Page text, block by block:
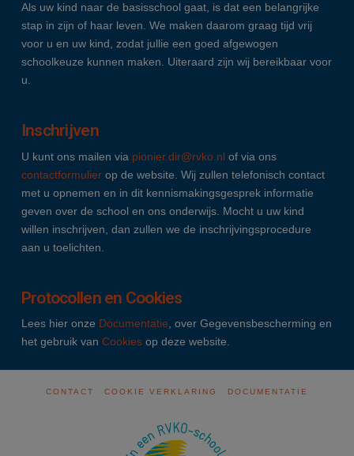
Als uw kind naar de basisschool gaat, is dat een belangrijke
stap in zijn of haar leven. We maken daarom graag tijd vrij
voor u en uw kind, zodat jullie een goed afgewogen
schoolkeuze kunnen maken. Uiteraard zijn wij bereikbaar voor
u.
Inschrijven
U kunt ons mailen via pionier.dir@rvko.nl of via ons
contactformulierop de website. Wij zullen telefonisch contact
met u opnemen en in dit kennismakingsgesprek informatie
geven over de school en ons onderwijs. Mocht u uw kind
willen inschrijven, dan zullen we de inschrijvingsprocedure
aan u toelichten.
Protocollen en Cookies
Lees hier onze Documentatie, over Gegevensbescherming en
het gebruik van Cookiesop deze website.
CONTACT COOKIE VERKLARING DOCUMENTATIE